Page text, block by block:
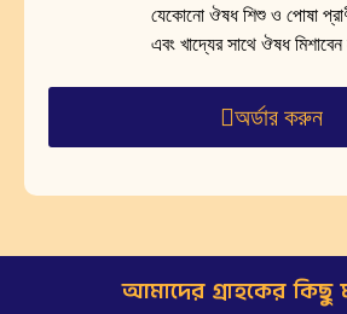
যেকোনো ঔষধ শিশু ও পোষা
এবং খাদ্যের সাথে ঔষধ মিশাবেন
অর্ডার করুন
আমাদের গ্রাহকের কিছু